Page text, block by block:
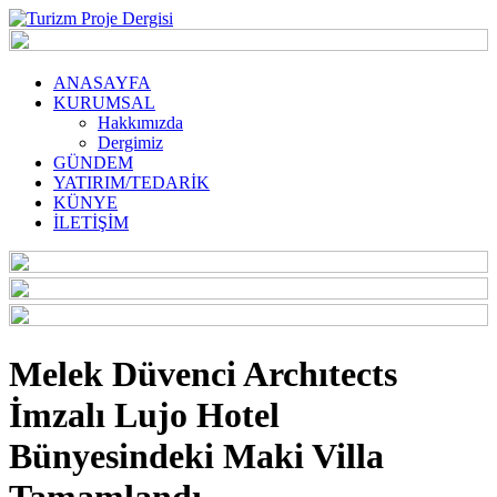
ANASAYFA
KURUMSAL
Hakkımızda
Dergimiz
GÜNDEM
YATIRIM/TEDARİK
KÜNYE
İLETİŞİM
Melek Düvenci Archıtects
İmzalı Lujo Hotel
Bünyesindeki Maki Villa